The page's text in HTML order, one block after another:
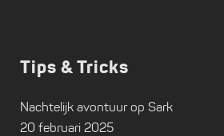
Tips & Tricks
Nachtelijk avontuur op Sark
20 februari 2025